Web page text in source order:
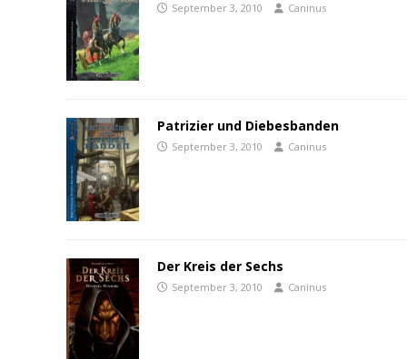
September 3, 2010 Caninus
Patrizier und Diebesbanden
September 3, 2010 Caninus
Der Kreis der Sechs
September 3, 2010 Caninus